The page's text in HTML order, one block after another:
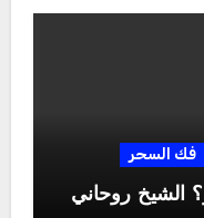
فك السحر
الشيخ روحاني